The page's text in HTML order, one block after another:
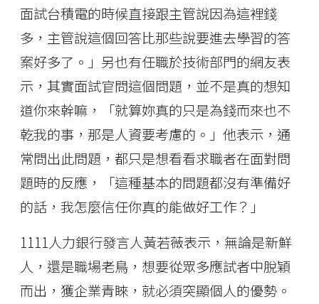
面試台積電的時候直接跟主管說因為這裡錢
多，主管說這個回答比那些說要進去學習的答
案好多了。」另也有任職於技術部門的網友表
示，其實面試官問這個問題，並不是真的想知
道你來幹嘛，「就算妳真的只是為錢而來也不
乾我的事，那是人資要考慮的。」他表示，通
常問出此問題，都只是想看看求職者在面對問
題時的反應，「這種基本的問題都沒有準備好
的話，我怎麼信任你真的能做好工作？」
1111人力銀行發言人黃若薇表示，無論是新鮮
人，還是職場老鳥，想要從眾多應試者中脫穎
而出，獲企業青睞，就必須突顯個人的優勢。